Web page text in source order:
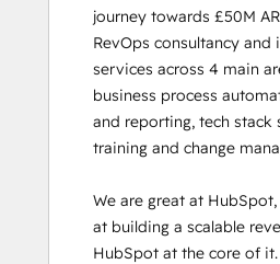
journey towards £50M
RevOps consultancy
services across 4 main
business process
and reporting, tech stack
training and change
We are great at
at building a scalable
HubSpot at the core of